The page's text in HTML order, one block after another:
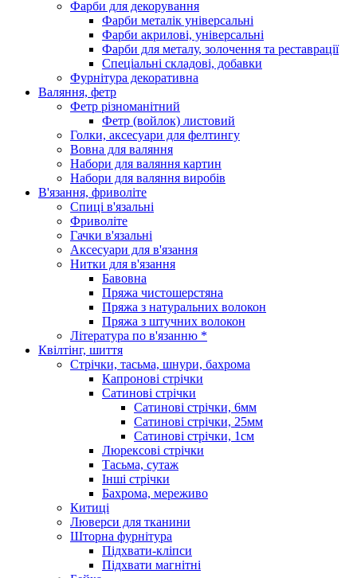
Фарби для декорування
Фарби металік універсальні
Фарби акрилові, універсальні
Фарби для металу, золочення та реставрації
Спеціальні складові, добавки
Фурнітура декоративна
Валяння, фетр
Фетр різноманітний
Фетр (войлок) листовий
Голки, аксесуари для фелтингу
Вовна для валяння
Набори для валяння картин
Набори для валяння виробів
В'язання, фриволіте
Спиці в'язальні
Фриволіте
Гачки в'язальні
Аксесуари для в'язання
Нитки для в'язання
Бавовна
Пряжа чистошерстяна
Пряжа з натуральних волокон
Пряжа з штучних волокон
Література по в'язанню *
Квілтінг, шиття
Стрічки, тасьма, шнури, бахрома
Капронові стрічки
Сатинові стрічки
Сатинові стрічки, 6мм
Сатинові стрічки, 25мм
Сатинові стрічки, 1см
Люрексові стрічки
Тасьма, сутаж
Інші стрічки
Бахрома, мереживо
Китиці
Люверси для тканини
Шторна фурнітура
Підхвати-кліпси
Підхвати магнітні